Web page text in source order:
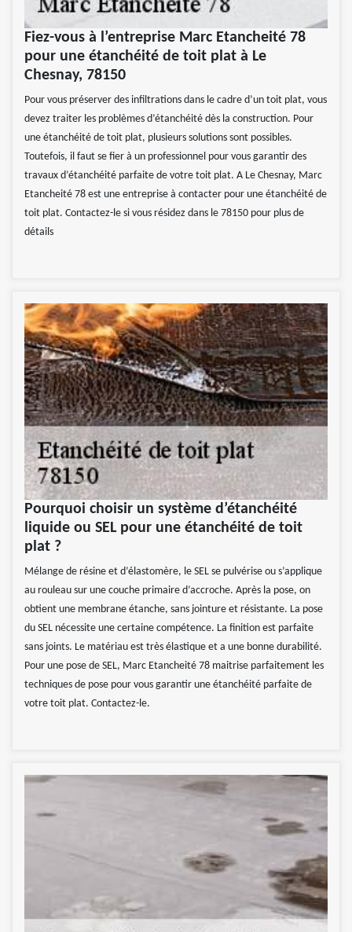
Fiez-vous à l’entreprise Marc Etancheité 78
pour une étanchéité de toit plat à Le
Chesnay, 78150
Pour vous préserver des infiltrations dans le cadre d’un toit plat, vous
devez traiter les problèmes d’étanchéité dès la construction. Pour
une étanchéité de toit plat, plusieurs solutions sont possibles.
Toutefois, il faut se fier à un professionnel pour vous garantir des
travaux d’étanchéité parfaite de votre toit plat. A Le Chesnay, Marc
Etancheité 78 est une entreprise à contacter pour une étanchéité de
toit plat. Contactez-le si vous résidez dans le 78150 pour plus de
détails
Pourquoi choisir un système d’étanchéité
liquide ou SEL pour une étanchéité de toit
plat ?
Mélange de résine et d’élastomère, le SEL se pulvérise ou s’applique
au rouleau sur une couche primaire d’accroche. Après la pose, on
obtient une membrane étanche, sans jointure et résistante. La pose
du SEL nécessite une certaine compétence. La finition est parfaite
sans joints. Le matériau est très élastique et a une bonne durabilité.
Pour une pose de SEL, Marc Etancheité 78 maitrise parfaitement les
techniques de pose pour vous garantir une étanchéité parfaite de
votre toit plat. Contactez-le.